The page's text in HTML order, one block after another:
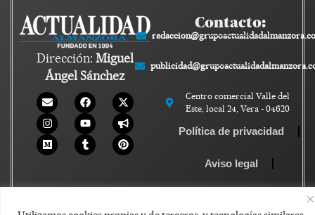
Dirección: Miguel
Ángel Sánchez
Contacto:
Centro comercial Valle del
Este, local 24, Vera - 04620
Política de privacidad
Aviso legal